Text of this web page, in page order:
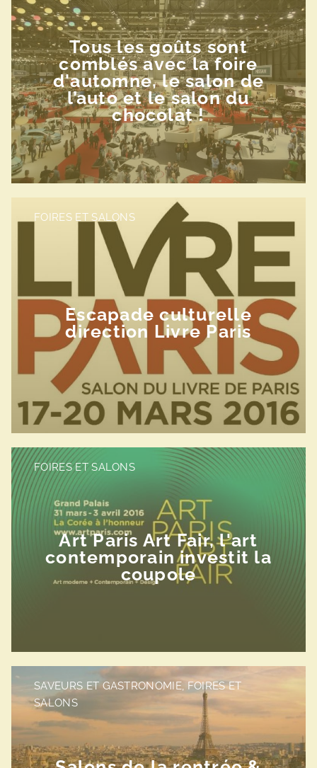
Tous les goûts sont
comblés avec la foire
d'automne, le salon de
l’auto et le salon du
chocolat !
FOIRES ET SALONS
Escapade culturelle
direction Livre Paris
FOIRES ET SALONS
Art Paris Art Fair, l'art
contemporain investit la
coupole
SAVEURS ET GASTRONOMIE, FOIRES ET
SALONS